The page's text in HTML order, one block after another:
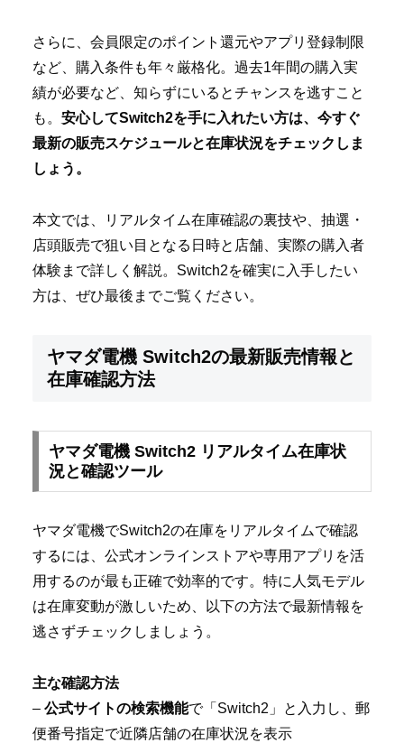
さらに、会員限定のポイント還元やアプリ登録制限
など、購入条件も年々厳格化。過去1年間の購入実
績が必要など、知らずにいるとチャンスを逃すこと
も。 安心してSwitch2を手に入れたい方は、今すぐ
最新の販売スケジュールと在庫状況をチェックしま
しょう。
本文では、リアルタイム在庫確認の裏技や、抽選・
店頭販売で狙い目となる日時と店舗、実際の購入者
体験まで詳しく解説。Switch2を確実に入手したい
方は、ぜひ最後までご覧ください。
ヤマダ電機 Switch2の最新販売情報と
在庫確認方法
ヤマダ電機 Switch2 リアルタイム在庫状
況と確認ツール
ヤマダ電機でSwitch2の在庫をリアルタイムで確認
するには、公式オンラインストアや専用アプリを活
用するのが最も正確で効率的です。特に人気モデル
は在庫変動が激しいため、以下の方法で最新情報を
逃さずチェックしましょう。
主な確認方法
– 公式サイトの検索機能で「Switch2」と入力し、郵
便番号指定で近隣店舗の在庫状況を表示